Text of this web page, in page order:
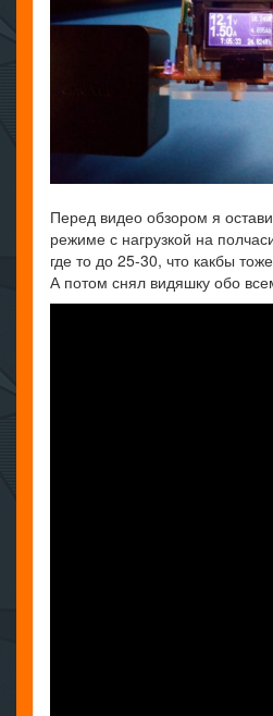
Перед видео обзором я
режиме с нагрузкой на
где то до 25-30, что какбы
А потом снял видяшку обо